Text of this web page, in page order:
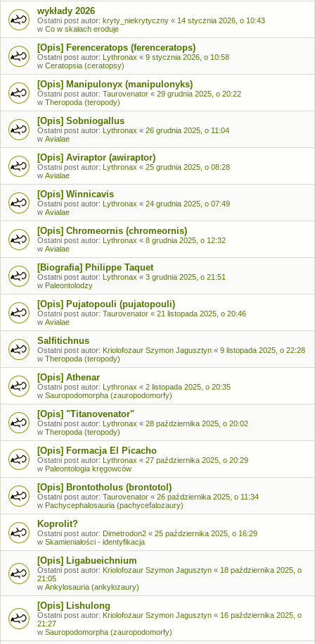
wykłady 2026
Ostatni post autor: kryty_niekrytyczny « 14 stycznia 2026, o 10:43
w Co w skałach eroduje
[Opis] Ferenceratops (ferenceratops)
Ostatni post autor: Lythronax « 9 stycznia 2026, o 10:58
w Ceratopsia (ceratopsy)
[Opis] Manipulonyx (manipulonyks)
Ostatni post autor: Taurovenator « 29 grudnia 2025, o 20:22
w Theropoda (teropody)
[Opis] Sobniogallus
Ostatni post autor: Lythronax « 26 grudnia 2025, o 11:04
w Avialae
[Opis] Aviraptor (awiraptor)
Ostatni post autor: Lythronax « 25 grudnia 2025, o 08:28
w Avialae
[Opis] Winnicavis
Ostatni post autor: Lythronax « 24 grudnia 2025, o 07:49
w Avialae
[Opis] Chromeornis (chromeornis)
Ostatni post autor: Lythronax « 8 grudnia 2025, o 12:32
w Avialae
[Biografia] Philippe Taquet
Ostatni post autor: Lythronax « 3 grudnia 2025, o 21:51
w Paleontolodzy
[Opis] Pujatopouli (pujatopouli)
Ostatni post autor: Taurovenator « 21 listopada 2025, o 20:46
w Avialae
Salfitichnus
Ostatni post autor: Kriolofozaur Szymon Jagusztyn « 9 listopada 2025, o 22:28
w Theropoda (teropody)
[Opis] Athenar
Ostatni post autor: Lythronax « 2 listopada 2025, o 20:35
w Sauropodomorpha (zauropodomorfy)
[Opis] "Titanovenator"
Ostatni post autor: Lythronax « 28 października 2025, o 20:02
w Theropoda (teropody)
[Opis] Formacja El Picacho
Ostatni post autor: Lythronax « 27 października 2025, o 20:29
w Paleontologia kręgowców
[Opis] Brontotholus (brontotol)
Ostatni post autor: Taurovenator « 26 października 2025, o 11:34
w Pachycephalosauria (pachycefalozaury)
Koprolit?
Ostatni post autor: Dimetrodon2 « 25 października 2025, o 16:29
w Skamieniałości - identyfikacja
[Opis] Ligabueichnium
Ostatni post autor: Kriolofozaur Szymon Jagusztyn « 18 października 2025, o
21:05
w Ankylosauria (ankylozaury)
[Opis] Lishulong
Ostatni post autor: Kriolofozaur Szymon Jagusztyn « 16 października 2025, o
21:27
w Sauropodomorpha (zauropodomorfy)